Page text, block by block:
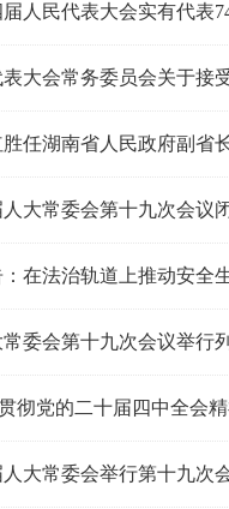
人民代表大会实有代表
任湖南省人民政府副省
大常委会第十九次会议
在法治轨道上推动安全
彻党的二十届四中全会
大常委会举行第十九次